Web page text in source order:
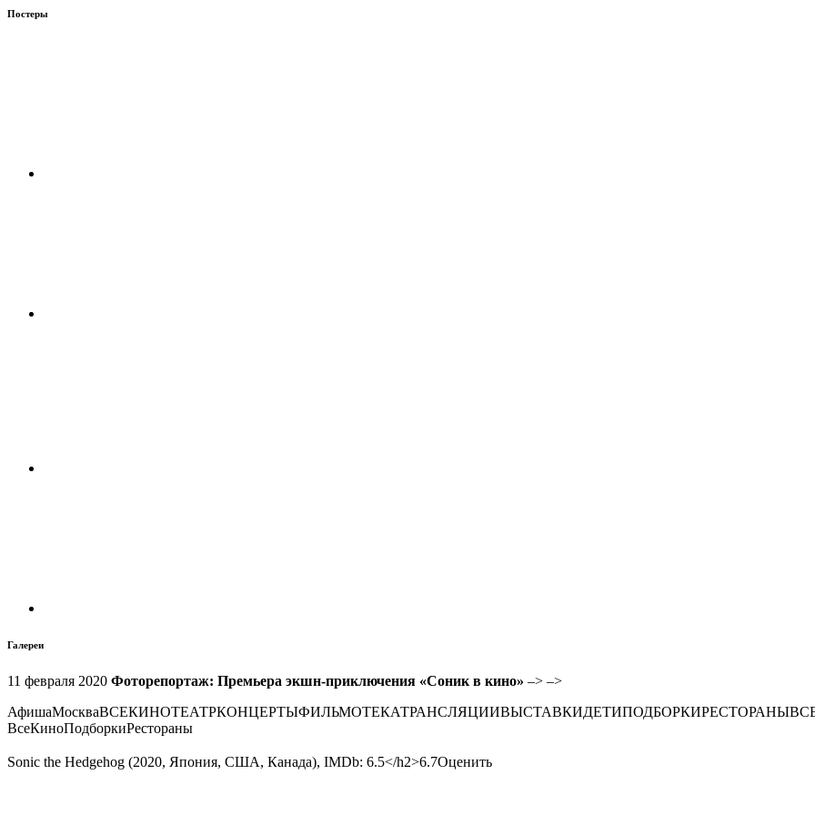
Постеры
Галереи
11 февраля 2020 Фоторепортаж: Премьера экшн-приключения «Соник в кино» –> –>
АфишаМосква
ВсеКиноПодборкиРестораны
Sonic the Hedgehog (2020, Япония, США, Канада), IMDb: 6.5</h2>6.7Оценить